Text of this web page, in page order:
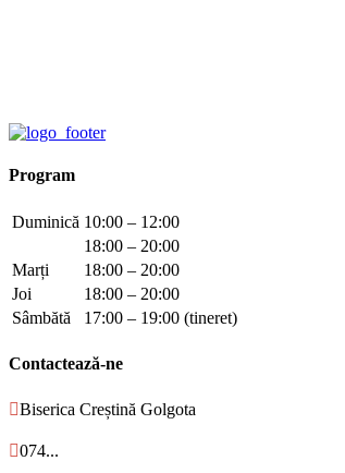
Program
Duminică 10:00 – 12:00
18:00 – 20:00
Marți
18:00 – 20:00
Joi
18:00 – 20:00
Sâmbătă
17:00 – 19:00 (tineret)
Contactează-ne
Biserica Creștină Golgota
074...